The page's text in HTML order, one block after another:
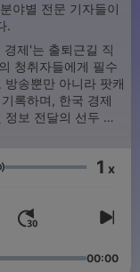
야별 전문 기자들이
.
제'는 출퇴근길 직
청취자들에게 필수
송뿐만 아니라 팟캐
록하며, 한국 경제
보 전달의 선두 주
상황 속에서 청취자
음량 1 x
00:00